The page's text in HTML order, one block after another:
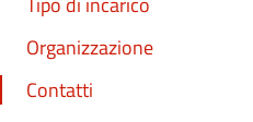
Organizzazione
Contatti